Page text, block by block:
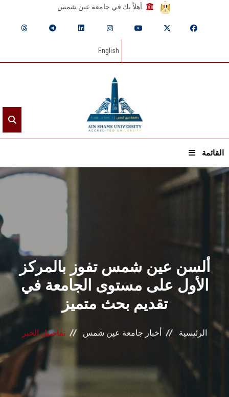
أهلاً بك في جامعة عين شمس
English
القائمة
الرئيسيـة
القطاعـات
الشئون الأكاديمية
البحث العلمي
المراكز والوحدات
الأنظمة الذكية
ألسن عين شمس تفوز بالمركز
الأول على مستوى الجامعة في
تقديم بحث متميز
الرئيسية أخبار جامعة عين شمس تفاصيل الخبر